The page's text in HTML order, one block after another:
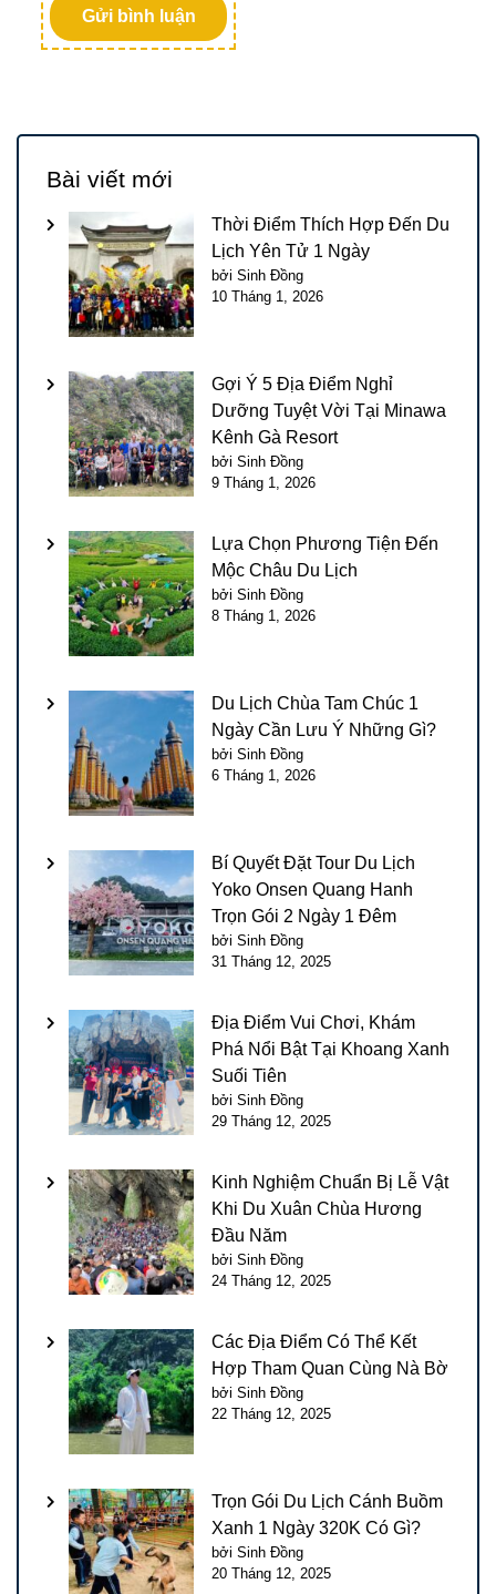
Bài viết mới
Thời Điểm Thích Hợp Đến Du
Lịch Yên Tử 1 Ngày
bởi Sinh Đồng
10 Tháng 1, 2026
Gợi Ý 5 Địa Điểm Nghỉ
Dưỡng Tuyệt Vời Tại Minawa
Kênh Gà Resort
bởi Sinh Đồng
9 Tháng 1, 2026
Lựa Chọn Phương Tiện Đến
Mộc Châu Du Lịch
bởi Sinh Đồng
8 Tháng 1, 2026
Du Lịch Chùa Tam Chúc 1
Ngày Cần Lưu Ý Những Gì?
bởi Sinh Đồng
6 Tháng 1, 2026
Bí Quyết Đặt Tour Du Lịch
Yoko Onsen Quang Hanh
Trọn Gói 2 Ngày 1 Đêm
bởi Sinh Đồng
31 Tháng 12, 2025
Địa Điểm Vui Chơi, Khám
Phá Nổi Bật Tại Khoang Xanh
Suối Tiên
bởi Sinh Đồng
29 Tháng 12, 2025
Kinh Nghiệm Chuẩn Bị Lễ Vật
Khi Du Xuân Chùa Hương
Đầu Năm
bởi Sinh Đồng
24 Tháng 12, 2025
Các Địa Điểm Có Thể Kết
Hợp Tham Quan Cùng Nà Bờ
bởi Sinh Đồng
22 Tháng 12, 2025
Trọn Gói Du Lịch Cánh Buồm
Xanh 1 Ngày 320K Có Gì?
bởi Sinh Đồng
20 Tháng 12, 2025